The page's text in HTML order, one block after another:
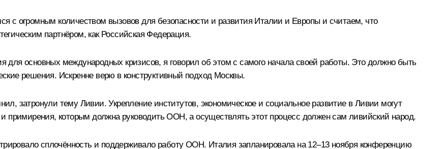
с огромным количеством вызовов для безопасности и развития Италии и Европы и считаем, что
партнёром, как Российская Федерация.
для основных международных кризисов, я говорил об этом с самого начала своей работы. Это должно быть
решения. Искренне верю в конструктивный подход Москвы.
затронули тему Ливии. Укрепление институтов, экономическое и социальное развитие в Ливии могут
и примирения, которым должна руководить ООН, а осуществлять этот процесс должен сам ливийский народ.
сплочённость и поддерживало работу ООН. Италия запланировала на 12–13 ноября конференцию